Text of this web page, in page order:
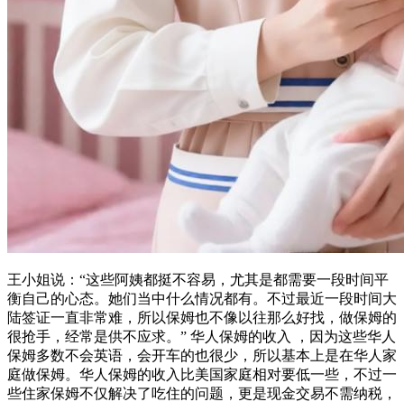
王小姐说：“这些阿姨都挺不容易，尤其是都需要一段时间平
衡自己的心态。她们当中什么情况都有。不过最近一段时间大
陆签证一直非常难，所以保姆也不像以往那么好找，做保姆的
很抢手，经常是供不应求。” 华人保姆的收入 ，因为这些华人
保姆多数不会英语，会开车的也很少，所以基本上是在华人家
庭做保姆。华人保姆的收入比美国家庭相对要低一些，不过一
些住家保姆不仅解决了吃住的问题，更是现金交易不需纳税，